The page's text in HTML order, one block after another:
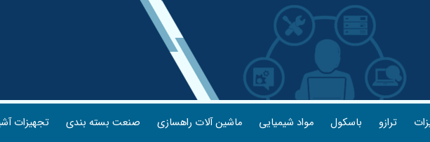
ترازو باسکول مواد شیمیایی ماشین آلات راهسازی صنعت بسته بندی تجهیزات